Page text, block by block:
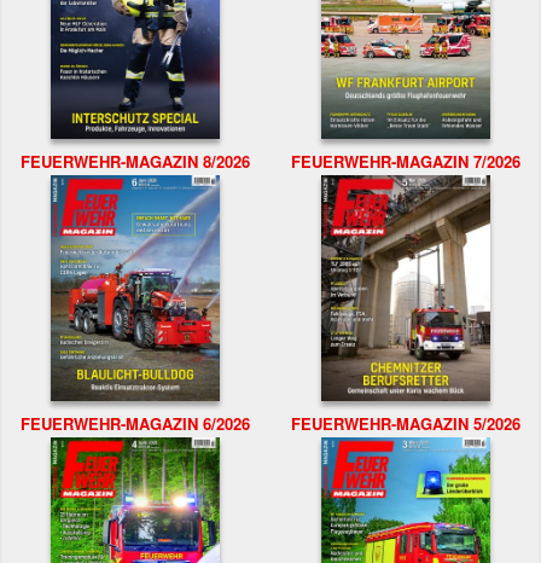
FEUERWEHR-MAGAZIN 8/2026 FEUERWEHR-MAGAZIN 7/2026
FEUERWEHR-MAGAZIN 6/2026 FEUERWEHR-MAGAZIN 5/2026